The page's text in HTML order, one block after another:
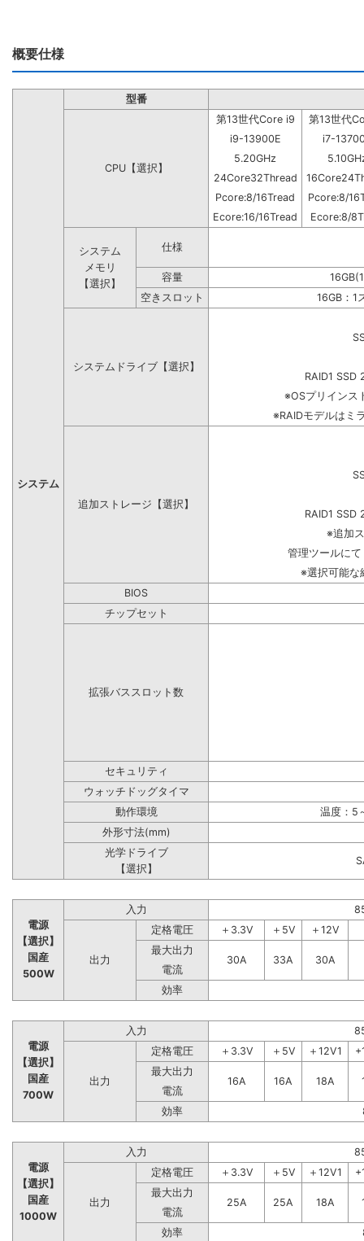
概要仕様
システム
型番
CPU【選択】
第13世代Core i9
第13世代
i9-13900E
i7-
5.20GHz
24Core32Thread
Pcore:8/16Tread
Pcore:8/
Ecore:16/16Tread
Ecore:8/
システム
メモリ
【選択】
仕様
容量
空きスロット
16GB：1
システムドライブ【選択】
RAID1 SSD
※OSプリインス
※RAIDモデルはミ
追加ストレージ【選択】
RAID1 SSD
※追加
管理ツールに
※選択可能な
BIOS
チップセット
拡張バススロット数
セキュリティ
ウォッチドッグタイマ
動作環境
温度：5
外形寸法(mm)
光学ドライブ
【選択】
電源
【選択】
国産
500W
入力
出力
定格電圧 ＋3.3V ＋5V
＋12V
最大出力
30A
33A
30A
電流
効率
電源
【選択】
国産
700W
入力
出力
定格電圧 ＋3.3V ＋5V ＋12V1
最大出力
16A
16A 18A
電流
効率
電源
【選択】
国産
1000W
入力
出力
定格電圧 ＋3.3V ＋5V ＋12V1
最大出力
25A
25A 18A
電流
効率